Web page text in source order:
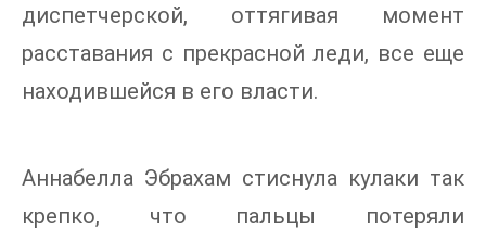
диспетчерской, оттягивая момент
расставания с прекрасной леди, все еще
находившейся в его власти.
Аннабелла Эбрахам стиснула кулаки так
крепко, что пальцы потеряли